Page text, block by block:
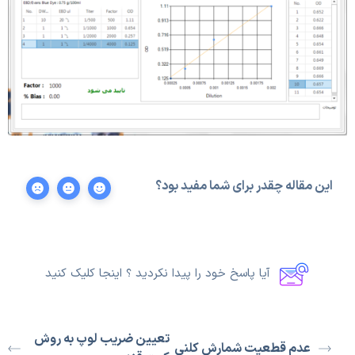
این مقاله چقدر برای شما مفید بود؟
آیا پاسخ خود را پیدا نکردید ؟ اینجا کلیک کنید
عدم قطعیت شمارش کلنی تعیین ضریب لوپ به روش